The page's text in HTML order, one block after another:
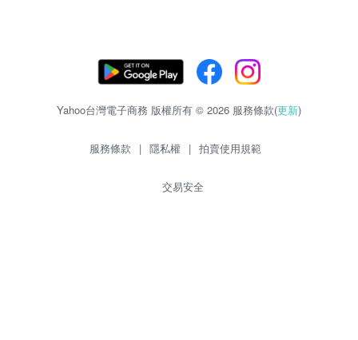
Yahoo台灣電子商務 版權所有 © 2026 服務條款(更新)
服務條款 | 隱私權 | 拍賣使用規範
交易安全